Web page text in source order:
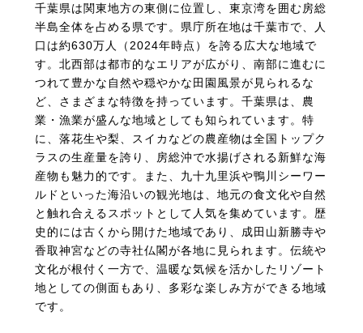
千葉県は関東地方の東側に位置し、東京湾を囲む房総
半島全体を占める県です。県庁所在地は千葉市で、人
口は約630万人（2024年時点）を誇る広大な地域で
す。北西部は都市的なエリアが広がり、南部に進むに
つれて豊かな自然や穏やかな田園風景が見られるな
ど、さまざまな特徴を持っています。千葉県は、農
業・漁業が盛んな地域としても知られています。特
に、落花生や梨、スイカなどの農産物は全国トップク
ラスの生産量を誇り、房総沖で水揚げされる新鮮な海
産物も魅力的です。また、九十九里浜や鴨川シーワー
ルドといった海沿いの観光地は、地元の食文化や自然
と触れ合えるスポットとして人気を集めています。歴
史的には古くから開けた地域であり、成田山新勝寺や
香取神宮などの寺社仏閣が各地に見られます。伝統や
文化が根付く一方で、温暖な気候を活かしたリゾート
地としての側面もあり、多彩な楽しみ方ができる地域
です。